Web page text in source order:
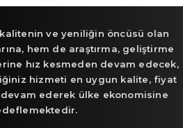
ve yeniliğin öncüsü olan
hem de araştırma, geliştirme
hız kesmeden devam edecek,
hizmeti en uygun kalite, fiyat
ederek ülke ekonomisine